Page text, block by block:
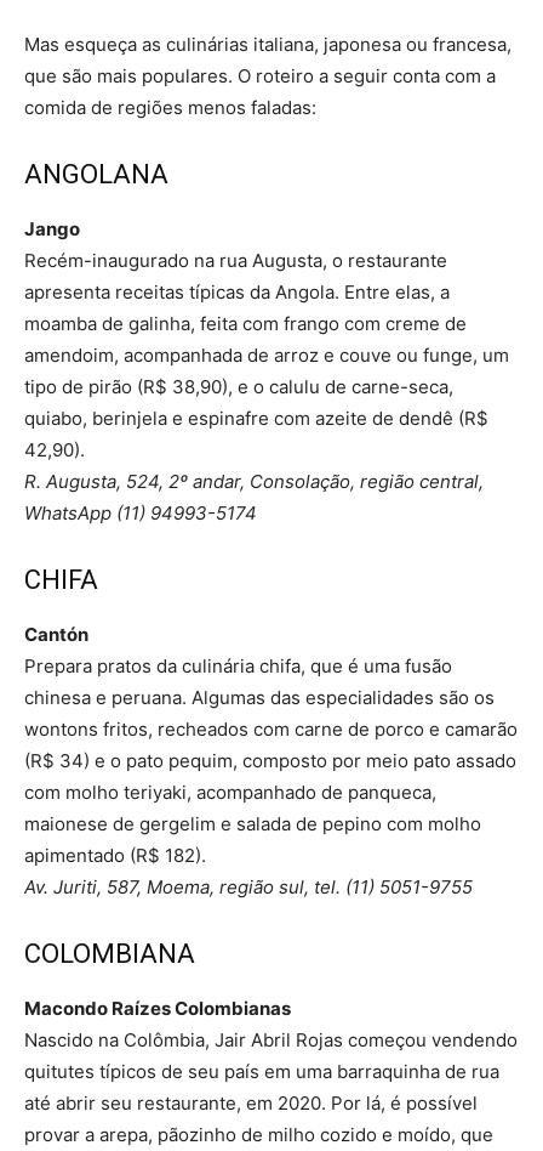
Mas esqueça as culinárias italiana, japonesa ou francesa,
que são mais populares. O roteiro a seguir conta com a
comida de regiões menos faladas:
ANGOLANA
Jango
Recém-inaugurado na rua Augusta, o restaurante
apresenta receitas típicas da Angola. Entre elas, a
moamba de galinha, feita com frango com creme de
amendoim, acompanhada de arroz e couve ou funge, um
tipo de pirão (R$ 38,90), e o calulu de carne-seca,
quiabo, berinjela e espinafre com azeite de dendê (R$
42,90).
R. Augusta, 524, 2º andar, Consolação, região central,
WhatsApp (11) 94993-5174
CHIFA
Cantón
Prepara pratos da culinária chifa, que é uma fusão
chinesa e peruana. Algumas das especialidades são os
wontons fritos, recheados com carne de porco e camarão
(R$ 34) e o pato pequim, composto por meio pato assado
com molho teriyaki, acompanhado de panqueca,
maionese de gergelim e salada de pepino com molho
apimentado (R$ 182).
Av. Juriti, 587, Moema, região sul, tel. (11) 5051-9755
COLOMBIANA
Macondo Raízes Colombianas
Nascido na Colômbia, Jair Abril Rojas começou vendendo
quitutes típicos de seu país em uma barraquinha de rua
até abrir seu restaurante, em 2020. Por lá, é possível
provar a arepa, pãozinho de milho cozido e moído, que